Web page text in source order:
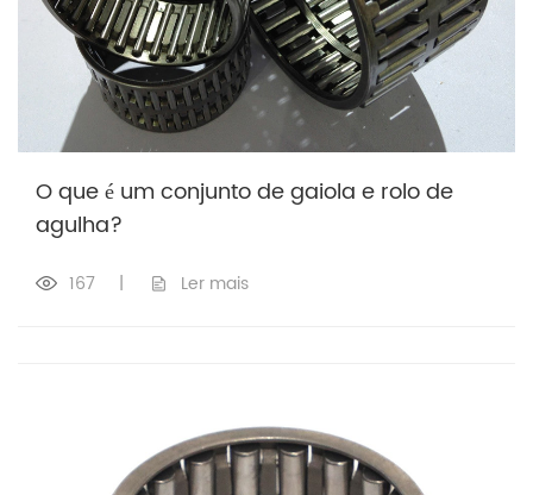
O que é um conjunto de gaiola e rolo de
agulha?
167 | Ler mais